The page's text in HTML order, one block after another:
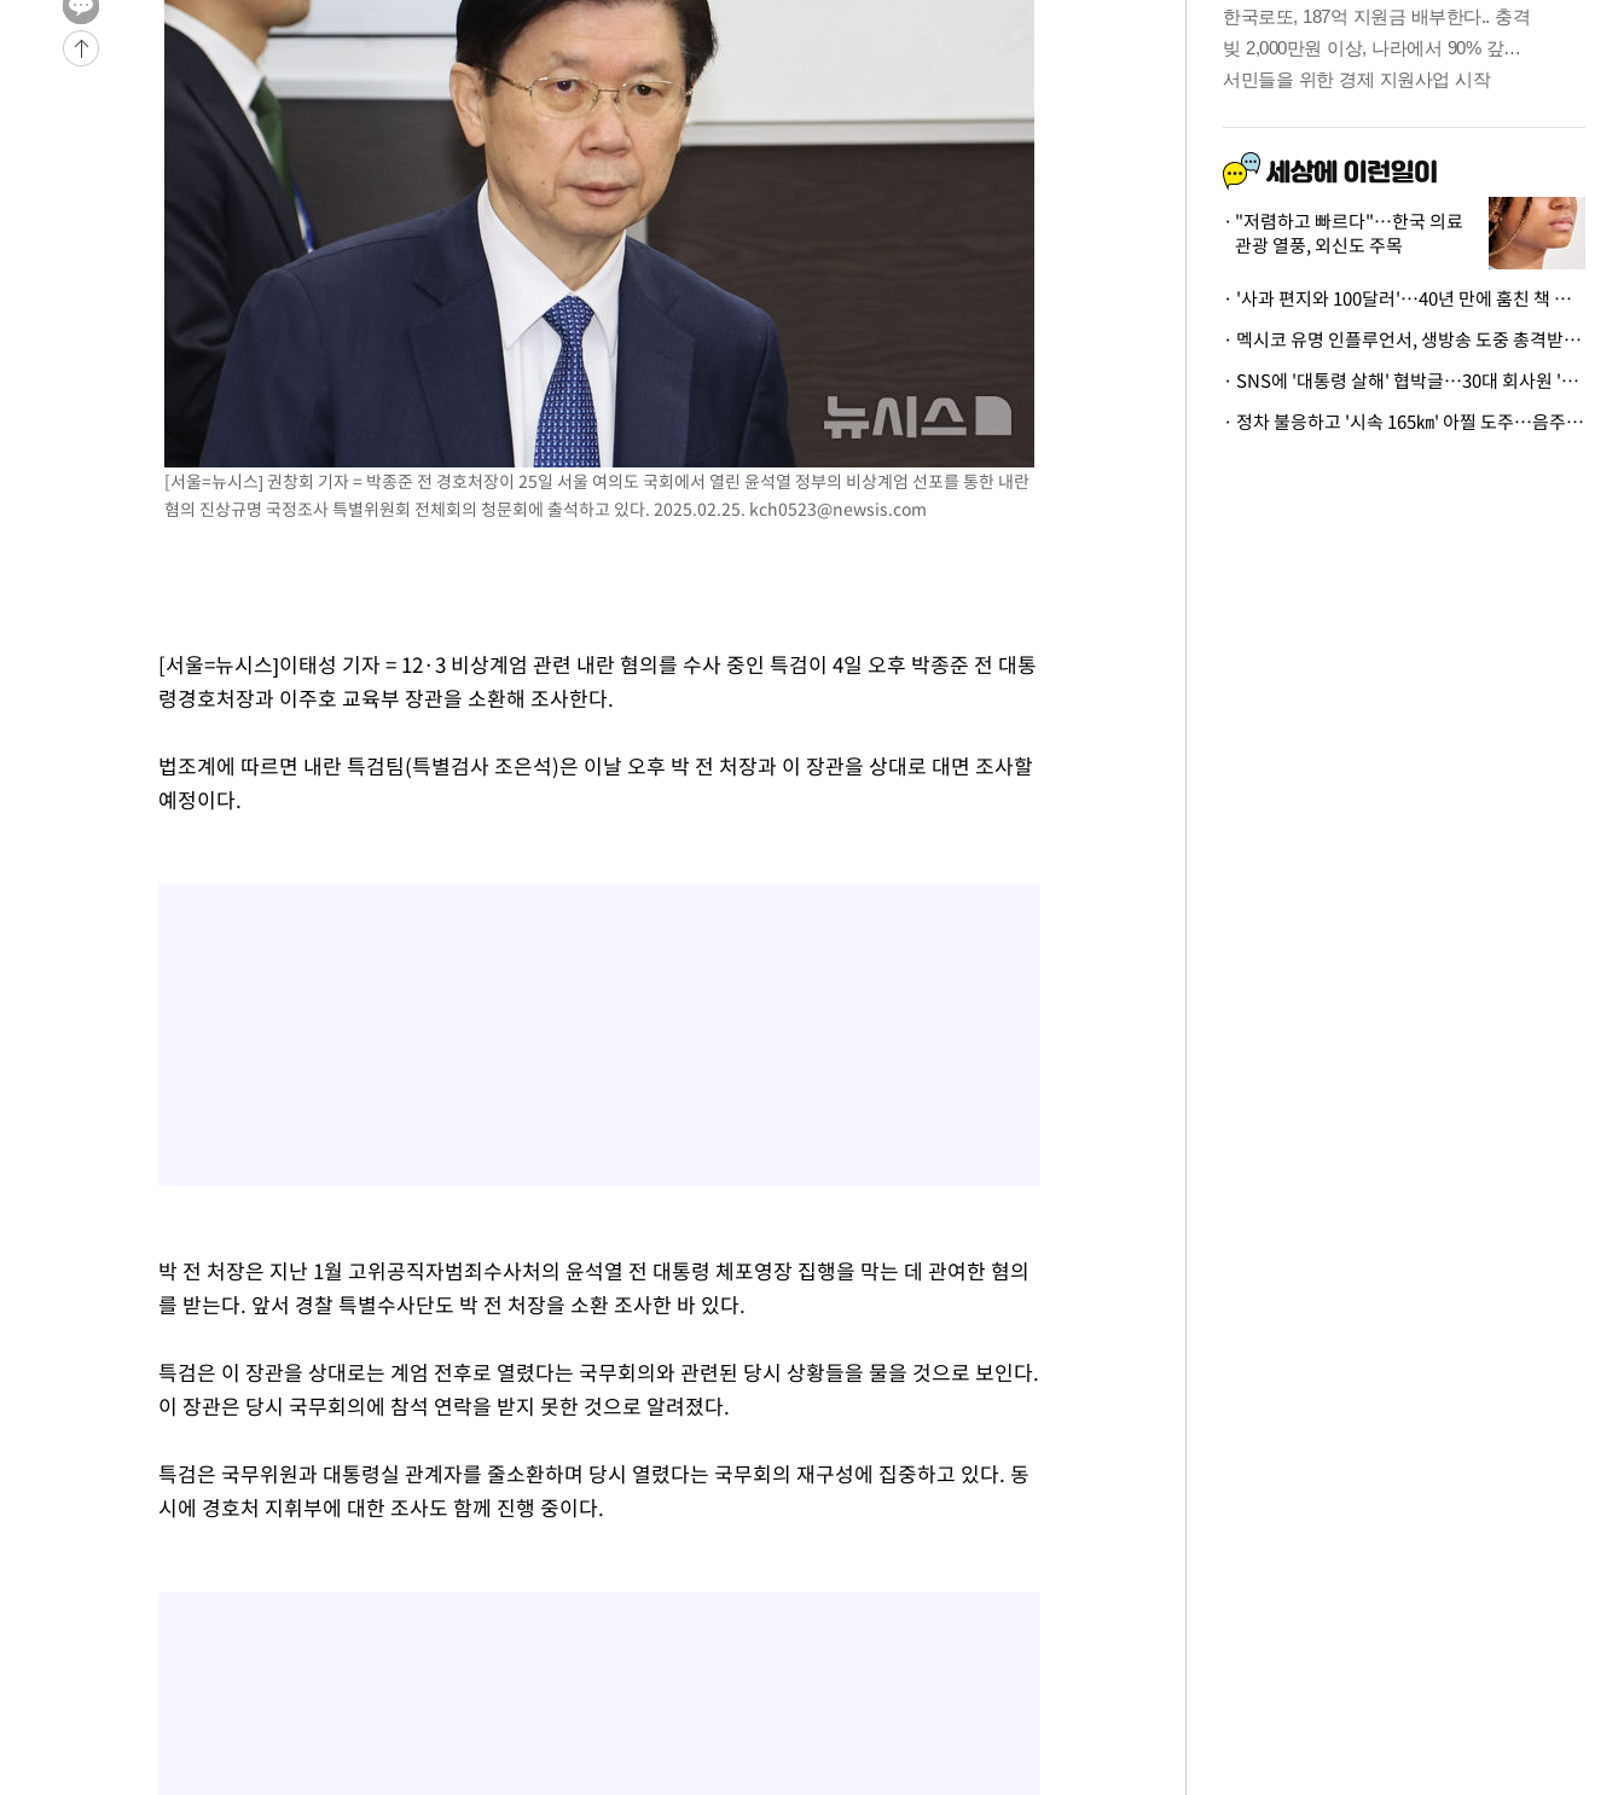
-16229초 전 >
[속보]합참 "북, 동해상으로 미상 발사체 발사"
-15625초 전 >
'낮 최고 39도' 불볕더위…한밤 열대야도 계속[내일날씨]
[속보]7~9일 프로야구 3연전도 폭염 취소…11일 재개
"韓 외환시장 개입 관측 배경엔 美의 대한국 무역적자 있어"
'월드컵 탈락 후폭풍' 축구협회…초유의 압수수색에 '충격·당황'
서울 낮 37.9도, 올여름 최고치 경신…영등포 순간 '40도'
[속보]종합특검, 대검 추가 압수수색…내란 중요임무종사 혐의
[속보]코스닥, 800p 회복…0.26% 오른 801.67 마감
[속보]코스피, 301.88포인트(4.58%) 내린 6296.38 마감
[속보]원·달러 환율, 0.7원 내린 1423.8원 마감
"여기 떨어졌다"…다누리, 스페이스X 로켓 달 충돌 흔적 포착
손흥민, 5경기 연속골 실패…LAFC는 승부차기 끝 과달라하라 격파
내일까지 39도 '펄펄'…기상청 "태풍 지나며 폭염 잠시 꺾인다"
트럼프, 한국계 진보 주지사 후보 맹공…"공산주의가 최대 위협"
"美간섭에 합의 지연"…트럼프, '이란 호르무즈 통제권' 수용할까
[서울=뉴시스] 권창회 기자 = 박종준 전 경호처장이 25일 서울 여의도 국회에서 열린 윤석열 정부의 비상계엄 선포를 통한 내란
혐의 진상규명 국정조사 특별위원회 전체회의 청문회에 출석하고 있다. 2025.02.25. kch0523@newsis.com
[서울=뉴시스]이태성 기자 = 12·3 비상계엄 관련 내란 혐의를 수사 중인 특검이 4일 오후 박종준 전 대통
령경호처장과 이주호 교육부 장관을 소환해 조사한다.
법조계에 따르면 내란 특검팀(특별검사 조은석)은 이날 오후 박 전 처장과 이 장관을 상대로 대면 조사할
예정이다.
박 전 처장은 지난 1월 고위공직자범죄수사처의 윤석열 전 대통령 체포영장 집행을 막는 데 관여한 혐의
를 받는다. 앞서 경찰 특별수사단도 박 전 처장을 소환 조사한 바 있다.
특검은 이 장관을 상대로는 계엄 전후로 열렸다는 국무회의와 관련된 당시 상황들을 물을 것으로 보인다.
이 장관은 당시 국무회의에 참석 연락을 받지 못한 것으로 알려졌다.
특검은 국무위원과 대통령실 관계자를 줄소환하며 당시 열렸다는 국무회의 재구성에 집중하고 있다. 동
시에 경호처 지휘부에 대한 조사도 함께 진행 중이다.
"저렴하고 빠르다"…한국 의료
관광 열풍, 외신도 주목
· '사과 편지와 100달러'…40년 만에 훔친 책 돌려준 美 절도범
· 멕시코 유명 인플루언서, 생방송 도중 총격받아 사망
· SNS에 '대통령 살해' 협박글…30대 회사원 '불구속 송치'
· 정차 불응하고 '시속 165㎞' 아찔 도주…음주운전자 체포